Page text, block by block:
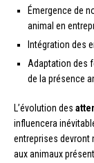
Émergence de
animal en
Intégration des
Adaptation des
de la présence
L’évolution des
influencera
entreprises devront
aux animaux